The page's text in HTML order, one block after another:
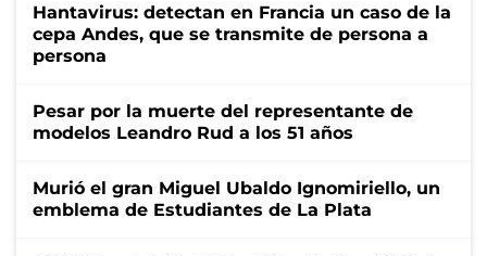
Hantavirus: detectan en Francia un caso de la
cepa Andes, que se transmite de persona a
persona
Pesar por la muerte del representante de
modelos Leandro Rud a los 51 años
Murió el gran Miguel Ubaldo Ignomiriello, un
emblema de Estudiantes de La Plata